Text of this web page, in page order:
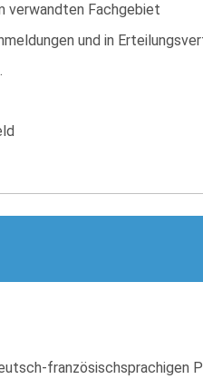
verwandten Fachgebiet
und in
französischsprachigen